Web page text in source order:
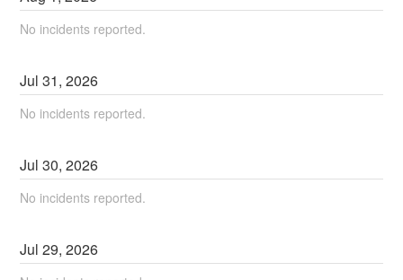
No incidents reported.
Jul31,2026
No incidents reported.
Jul30,2026
No incidents reported.
Jul29,2026